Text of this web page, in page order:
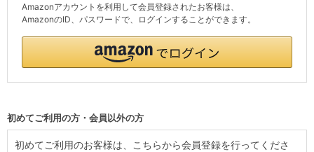
Amazonアカウントを利用して会員登録されたお客様は、
AmazonのID、パスワードで、ログインすることができます。
初めてご利用の方・会員以外の方
初めてご利用のお客様は、こちらから会員登録を行ってくださ